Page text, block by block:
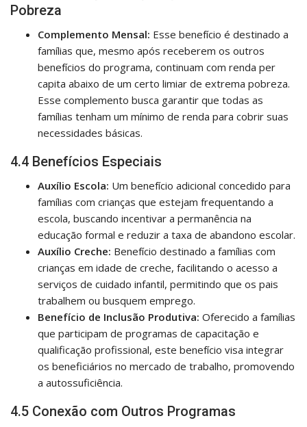
Pobreza
Complemento Mensal: Esse benefício é destinado a
famílias que, mesmo após receberem os outros
benefícios do programa, continuam com renda per
capita abaixo de um certo limiar de extrema pobreza.
Esse complemento busca garantir que todas as
famílias tenham um mínimo de renda para cobrir suas
necessidades básicas.
4.4 Benefícios Especiais
Auxílio Escola: Um benefício adicional concedido para
famílias com crianças que estejam frequentando a
escola, buscando incentivar a permanência na
educação formal e reduzir a taxa de abandono escolar.
Auxílio Creche: Benefício destinado a famílias com
crianças em idade de creche, facilitando o acesso a
serviços de cuidado infantil, permitindo que os pais
trabalhem ou busquem emprego.
Benefício de Inclusão Produtiva: Oferecido a famílias
que participam de programas de capacitação e
qualificação profissional, este benefício visa integrar
os beneficiários no mercado de trabalho, promovendo
a autossuficiência.
4.5 Conexão com Outros Programas